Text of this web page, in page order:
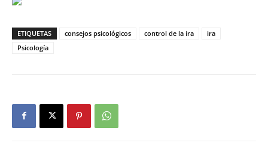
ETIQUETAS consejos psicológicos control de la ira
ira
Psicología